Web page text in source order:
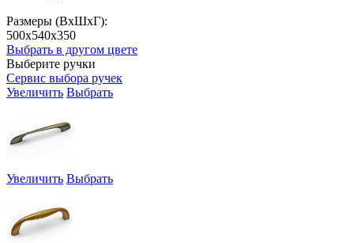
Размеры (ВхШхГ):
500x540x350
Выбрать в другом цвете
Выберите ручки
Сервис выбора ручек
Увеличить Выбрать
Увеличить Выбрать